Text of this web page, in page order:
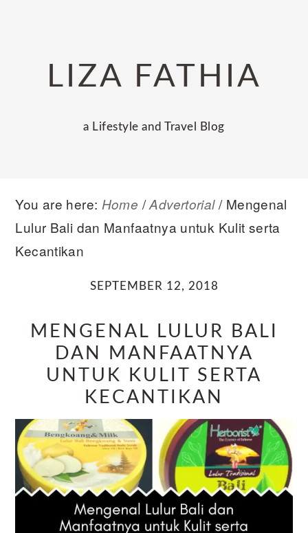
navigationLIZA FATHIA
a Lifestyle and Travel Blog
You are here: Home / Advertorial /Mengenal
Lulur Bali dan Manfaatnya untuk Kulit serta
Kecantikan
SEPTEMBER 12, 2018
MENGENAL LULUR BALI
DAN MANFAATNYA
UNTUK KULIT SERTA
KECANTIKAN